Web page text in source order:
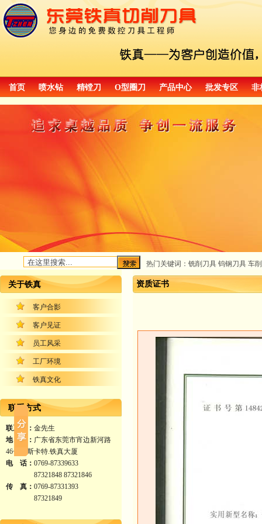
首页 喷水钻 精镗刀 O型圈刀 产品中心 批发专区 非
热门关键词：铣削刀具 钨钢刀具 车
关于铁真
客户合影
客户见证
员工风采
工厂环境
铁真文化
联系方式
联系人： 金先生
地 址： 广东省东莞市宵边新河路
46号耐斯卡特.铁真大厦
电 话： 0769-87339633
87321848 87321846
传 真： 0769-87331393
87321849
资质证书